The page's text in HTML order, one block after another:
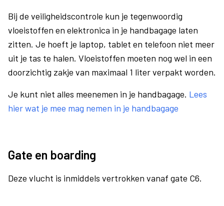
Bij de veiligheidscontrole kun je tegenwoordig
vloeistoffen en elektronica in je handbagage laten
zitten. Je hoeft je laptop, tablet en telefoon niet meer
uit je tas te halen. Vloeistoffen moeten nog wel in een
doorzichtig zakje van maximaal 1 liter verpakt worden.
Je kunt niet alles meenemen in je handbagage. Lees
hier wat je mee mag nemen in je handbagage
Gate en boarding
Deze vlucht is inmiddels vertrokken vanaf gate C6.